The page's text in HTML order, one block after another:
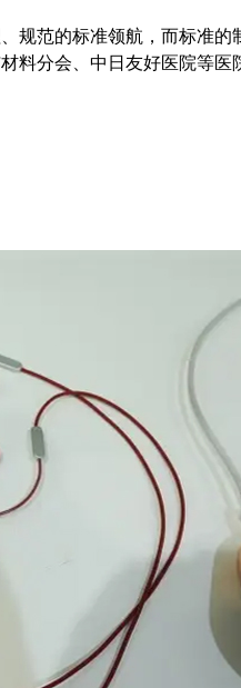
规范的标准领航，而标准
料分会、中日友好医院等